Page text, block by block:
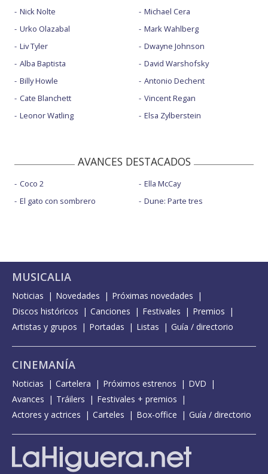
Nick Nolte
Urko Olazabal
Liv Tyler
Alba Baptista
Billy Howle
Cate Blanchett
Leonor Watling
Michael Cera
Mark Wahlberg
Dwayne Johnson
David Warshofsky
Antonio Dechent
Vincent Regan
Elsa Zylberstein
AVANCES DESTACADOS
Coco 2
El gato con sombrero
Ella McCay
Dune: Parte tres
MUSICALIA
Noticias Novedades
Próximas novedades
Discos históricos
Canciones Festivales
Premios
Artistas y grupos
Portadas Listas Guía / directorio
CINEMANÍA
Noticias Cartelera Próximos estrenos
DVD
Avances
Tráilers
Festivales + premios
Actores y actrices
Carteles Box-office Guía / directorio